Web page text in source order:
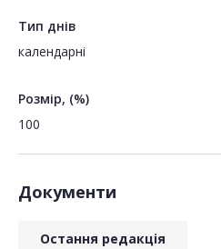
Тип днів
календарні
Розмір, (%)
100
Документи
Остання редакція